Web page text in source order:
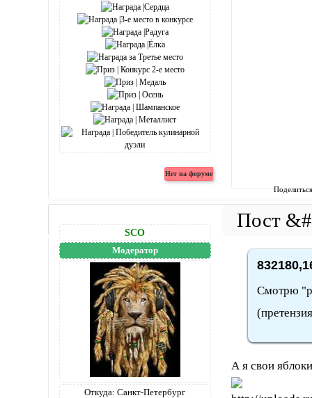
SCO
Модератор
Откуда: Санкт-Петербург
Смотрю
А я свои